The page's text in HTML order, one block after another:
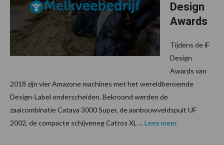
Design
Awards
Tijdens de iF
Design
Awards van
2018 zijn vier Amazone machines met het wereldberoemde
Design-Label onderscheiden. Bekroond werden de
zaaicombinatie Cataya 3000 Super, de aanbouwveldspuit UF
2002, de compacte schijveneg Catros XL ... Lees meer